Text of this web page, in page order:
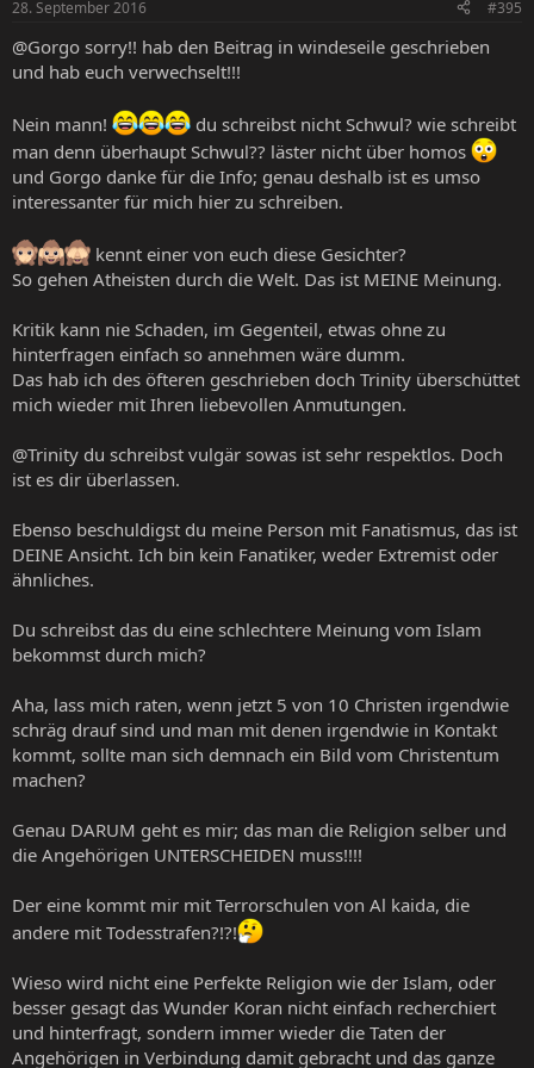
28. September 2016 #395
@Gorgo sorry!! hab den Beitrag in windeseile geschrieben
und hab euch verwechselt!!!
Nein mann!
du schreibst nicht Schwul? wie schreibt
man denn überhaupt Schwul?? läster nicht über homos
und Gorgo danke für die Info; genau deshalb ist es umso
interessanter für mich hier zu schreiben.
kennt einer von euch diese Gesichter?
So gehen Atheisten durch die Welt. Das ist MEINE Meinung.
Kritik kann nie Schaden, im Gegenteil, etwas ohne zu
hinterfragen einfach so annehmen wäre dumm.
Das hab ich des öfteren geschrieben doch Trinity überschüttet
mich wieder mit Ihren liebevollen Anmutungen.
@Trinity du schreibst vulgär sowas ist sehr respektlos. Doch
ist es dir überlassen.
Ebenso beschuldigst du meine Person mit Fanatismus, das ist
DEINE Ansicht. Ich bin kein Fanatiker, weder Extremist oder
ähnliches.
Du schreibst das du eine schlechtere Meinung vom Islam
bekommst durch mich?
Aha, lass mich raten, wenn jetzt 5 von 10 Christen irgendwie
schräg drauf sind und man mit denen irgendwie in Kontakt
kommt, sollte man sich demnach ein Bild vom Christentum
machen?
Genau DARUM geht es mir; das man die Religion selber und
die Angehörigen UNTERSCHEIDEN muss!!!!
Der eine kommt mir mit Terrorschulen von Al kaida, die
andere mit Todesstrafen?!?!
Wieso wird nicht eine Perfekte Religion wie der Islam, oder
besser gesagt das Wunder Koran nicht einfach recherchiert
und hinterfragt, sondern immer wieder die Taten der
Angehörigen in Verbindung damit gebracht und das ganze